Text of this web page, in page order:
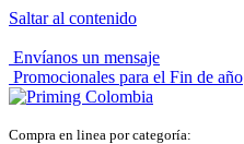
Saltar al contenido
Envíanos un mensaje
Promocionales para el Fin de año
Compra en linea por categoría: